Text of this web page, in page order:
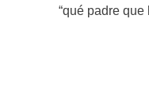
“qué padre que